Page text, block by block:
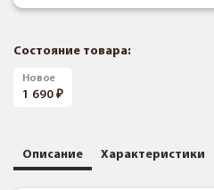
Состояние товара:
Новое
1 690
Описание Характеристики